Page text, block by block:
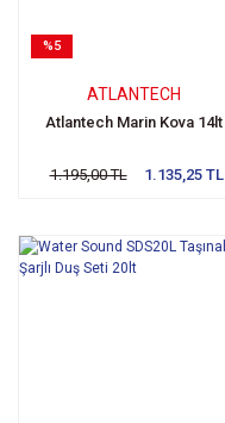
%5
ATLANTECH
Atlantech Marin Kova 14lt
1.195,00 TL 1.135,25 TL